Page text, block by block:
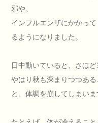
邪や、
インフルエンザにかかっ
るようになりました。
日中動いていると、さほ
やはり秋も深まりつつあ
と、体調を崩してしまいま